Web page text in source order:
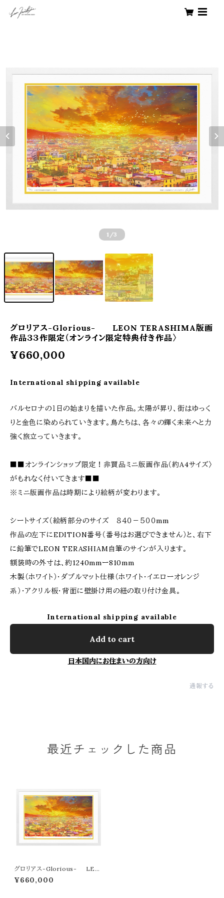
1 /3
グロリアス-Glorious- LEON TERASHIMA版画
作品３３作限定（オンライン限定特典付き作品〉
¥660,000
International shipping available
バルセロナの１日の始まりを描いた作品。太陽が昇り、街はゆっく
りと金色に染められていきます。鳥たちは、各々の輝く未来へと力
強く旅立っていきます。
■■オンラインショップ限定！非買品ミニ版画作品（約A4サイズ〉
がもれなく付いてきます■■
※ミニ版画作品は時期により絵柄が変わります。
シートサイズ（絵柄部分のサイズ ８４０－５００mm
作品の左下にEDITION番号（番号はお選びできません）と、右下
に鉛筆でLEON TERASHIAM自筆のサインが入ります。
額装時の外寸は、約1240mmー810mm
木製（ホワイト）・ダブルマット仕様（ホワイト・イエローオレンジ
系）・アクリル板・背面に壁掛け用の紐の取り付け金具。
International shipping available
Add to cart
日本国内にお住まいの方向け
通報する
最近チェックした商品
グロリアス-Glorious- LEO
N TERASHIMA版画作品３３作
限定（オンライン限定特典付き作
¥660,000